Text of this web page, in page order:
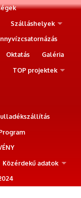
Szálláshelyek
Oktatás
Galéria
TOP projektek
Közérdekű adatok